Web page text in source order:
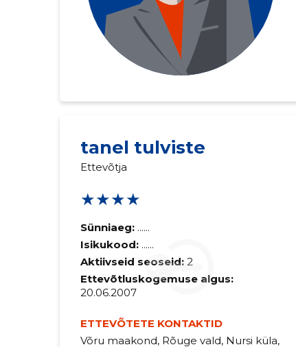
tanel tulviste
Ettevõtja
★★★★
Sünniaeg: ......
Isikukood: ......
Aktiivseid seoseid: 2
Ettevõtluskogemuse algus:
20.06.2007
ETTEVÕTETE KONTAKTID
Võru maakond, Rõuge vald, Nursi küla,